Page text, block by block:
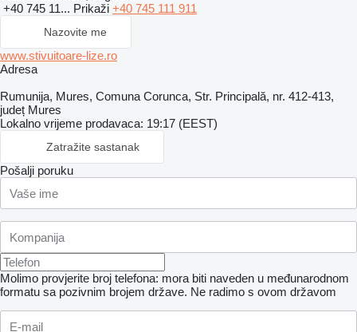
+40 745 11... Prikaži +40 745 111 911
Nazovite me
www.stivuitoare-lize.ro
Adresa
Rumunija, Mures, Comuna Corunca, Str. Principală, nr. 412-413,
județ Mures
Lokalno vrijeme prodavaca: 19:17 (EEST)
Zatražite sastanak
Pošalji poruku
Molimo provjerite broj telefona: mora biti naveden u međunarodnom
formatu sa pozivnim brojem države. Ne radimo s ovom državom